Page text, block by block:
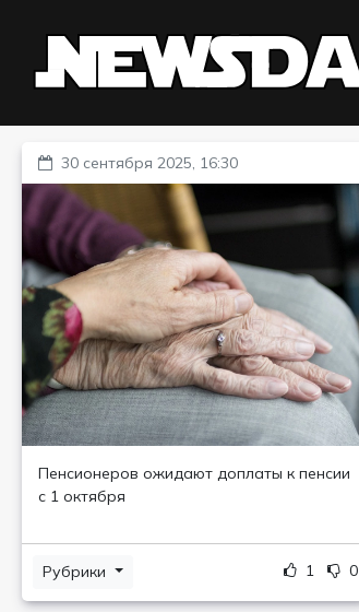
30 сентября 2025, 16:30
Пенсионеров ожидают доплаты к пенсии
с 1 октября
Рубрики 1 0